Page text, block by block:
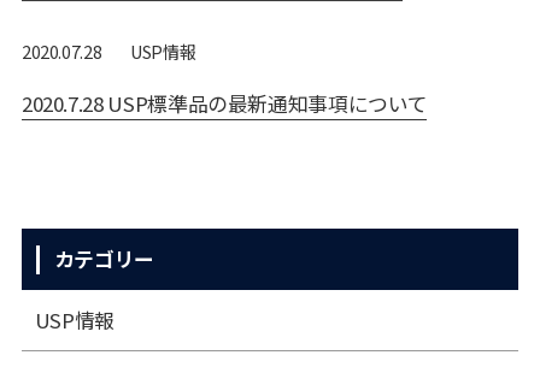
2020.07.28 USP情報
2020.7.28 USP標準品の最新通知事項について
カテゴリー
USP情報